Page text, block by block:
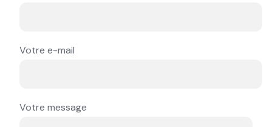
Votre e-mail
Votre message